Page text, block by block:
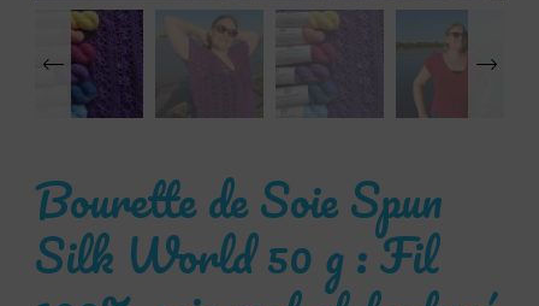
Bourette de Soie Spun
Silk World 50 g : Fil